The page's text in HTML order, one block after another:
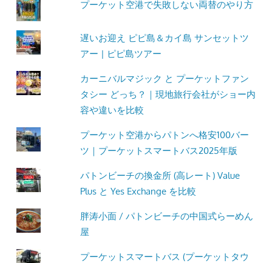
プーケット空港で失敗しない両替のやり方
遅いお迎え ピピ島＆カイ島 サンセットツ
アー | ピピ島ツアー
カーニバルマジック と プーケットファン
タシー どっち？｜現地旅行会社がショー内
容や違いを比較
プーケット空港からパトンへ格安100バー
ツ｜プーケットスマートバス2025年版
パトンビーチの換金所 (高レート) Value
Plus と Yes Exchange を比較
胖涛小面 / パトンビーチの中国式らーめん
屋
プーケットスマートバス (プーケットタウ